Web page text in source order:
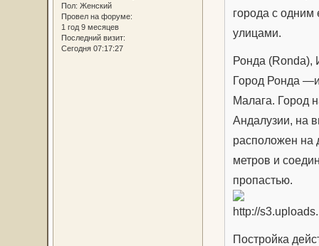
Пол: Женский
Провел на форуме:
1 год 9 месяцев
Последний визит:
Сегодня 07:17:27
города с
улицами.
Ронда (Ronda),
Город Ронда
Малага. Город
Андалузии, на
расположен на
метров и
пропастью.
Постройка